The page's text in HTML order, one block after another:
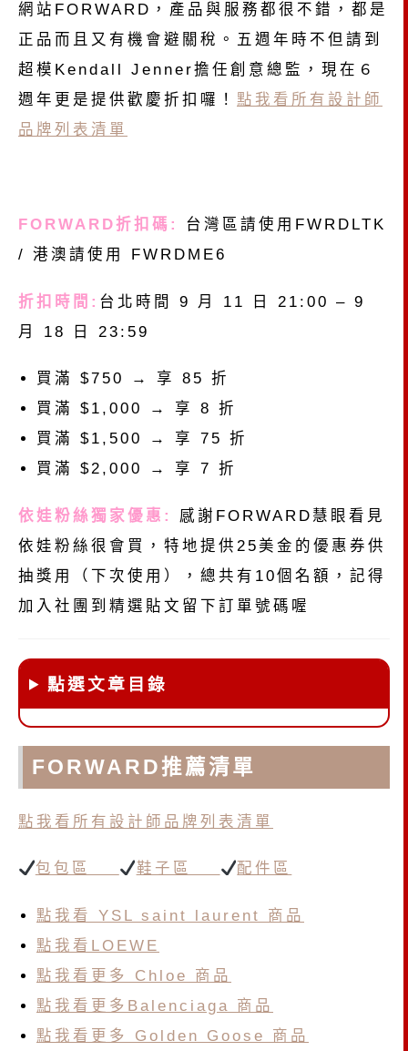
網站FORWARD，產品與服務都很不錯，都是
正品而且又有機會避關稅。五週年時不但請到
超模Kendall Jenner擔任創意總監，現在６
週年更是提供歡慶折扣囉！ 點我看所有設計師
品牌列表清單
FORWARD折扣碼:
台灣區請使用FWRDLTK
/ 港澳請使用 FWRDME6
折扣時間: 台北時間 9 月 11 日 21:00 – 9
月 18 日 23:59
買滿 $750 → 享 85 折
買滿 $1,000 → 享 8 折
買滿 $1,500 → 享 75 折
買滿 $2,000 → 享 7 折
依娃粉絲獨家優惠:
感謝FORWARD慧眼看見
依娃粉絲很會買，特地提供25美金的優惠券供
抽獎用（下次使用），總共有10個名額，記得
加入社團到精選貼文留下訂單號碼喔
點選文章目錄
FORWARD推薦清單
點我看所有設計師品牌列表清單
包包區 鞋子區 配件區
點我看 YSL saint laurent 商品
點我看LOEWE
點我看更多 Chloe 商品
點我看更多Balenciaga 商品
點我看更多 Golden Goose 商品